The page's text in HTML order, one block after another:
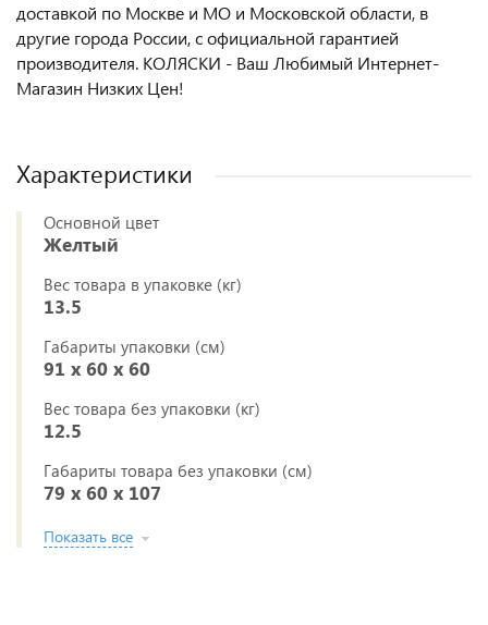
доставкой по Москве и МО и Московской области, в
другие города России, с официальной гарантией
производителя. КОЛЯСКИ - Ваш Любимый Интернет-
Магазин Низких Цен!
Характеристики
Основной цвет
Желтый
Вес товара в упаковке (кг)
13.5
Габариты упаковки (см)
91 x 60 x 60
Вес товара без упаковки (кг)
12.5
Габариты товара без упаковки (см)
79 x 60 x 107
Показать все